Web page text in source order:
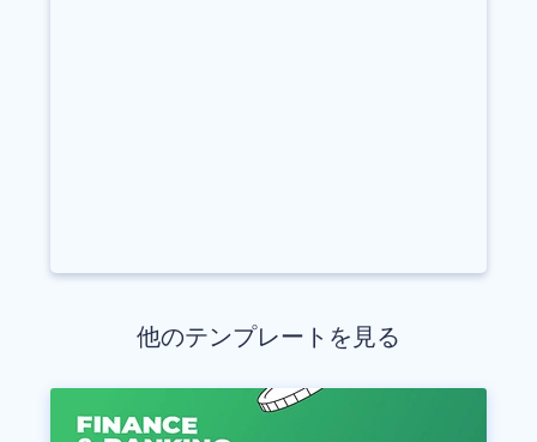
他のテンプレートを見る